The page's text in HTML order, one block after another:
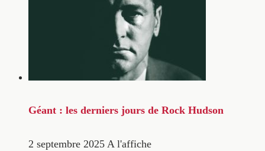
Géant : les derniers jours de Rock Hudson
2 septembre 2025 A l'affiche